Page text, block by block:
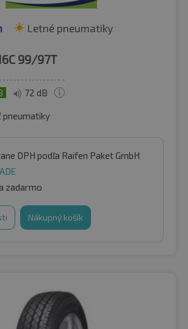
Letné pneumatiky
99/97T
72 dB
DPH podľa Raifen Paket GmbH
zadarmo
Nákupný košík